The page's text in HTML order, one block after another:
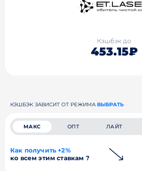
Кэшбэк до
453.15₽
КЭШБЭК ЗАВИСИТ ОТ РЕЖИМА ВЫБРАТЬ
МАКС ОПТ ЛАЙТ
Как получить +2%
ко всем этим ставкам ?